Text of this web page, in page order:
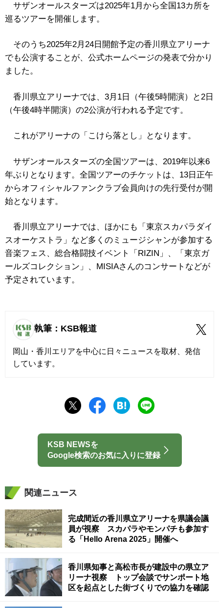
サザンオールスターズは2025年1月から全国13カ所を
巡るツアーを開催します。
そのうち2025年2月24日開館予定の香川県立アリーナ
でも公演することが、公式ホームページの発表で分かり
ました。
香川県立アリーナでは、3月1日（午後5時開演）と2日
（午後4時半開演）の2公演が行われる予定です。
これがアリーナの「こけら落とし」となります。
サザンオールスターズの全国ツアーは、2019年以来6
年ぶりとなります。全国ツアーのチケットは、13日正午
からオフィシャルファンクラブ会員向けの先行受付が開
始となります。
香川県立アリーナでは、ほかにも「東京スカパラダイ
スオーケストラ」など多くのミュージシャンが参加する
音楽フェス、総合格闘技イベント「RIZIN」、「東京ガ
ールズコレクション」、MISIAさんのコンサートなどが
予定されています。
執筆：KSB報道
岡山・香川エリアを中心に日々ニュースを取材、発信
しています。
KSB NEWSを
Google検索のお気に入りに登録
関連ニュース
完成間近の香川県立アリーナを県議会議
員が視察 スカパラやモンパチも参加す
る「Hello Arena 2025」開催へ
香川県知事と高松市長が建設中の県立ア
リーナ視察 トップ会談でサンポート地
区を起点とした街づくりでの協力を確認